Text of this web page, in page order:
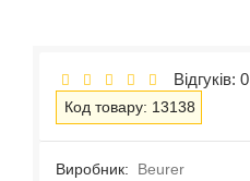
Відгуків: 0
Код товару: 13138
Виробник:
Beurer